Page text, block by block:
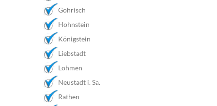
Gohrisch
Hohnstein
Königstein
Liebstadt
Lohmen
Neustadt i. Sa.
Rathen